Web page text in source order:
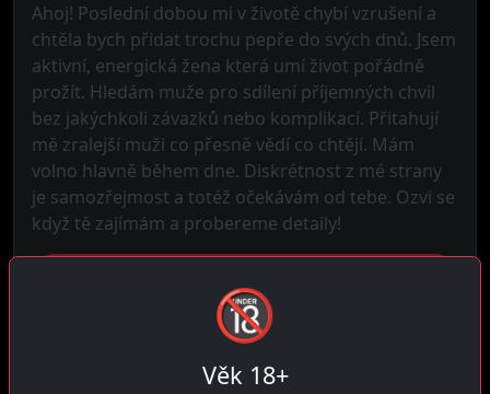
Ahoj! Poslední dobou mi v životě chybí vzrušení a
chtěla bych přidat trochu pepře do svých dnů. Jsem
aktivní, energická žena která umí život pořádně
prožít. Hledám muže pro sdílení příjemných chvil
bez jakýchkoli závazků nebo komplikací. Přitahují
mě zralejší muži co přesně vědí co chtějí. Mám
volno hlavně během dne. Diskrétnost z mé strany
je samozřejmost a totéž očekávám od tebe. Ozvi se
když tě zajímám a probereme detaily!
🔞
Věk 18+